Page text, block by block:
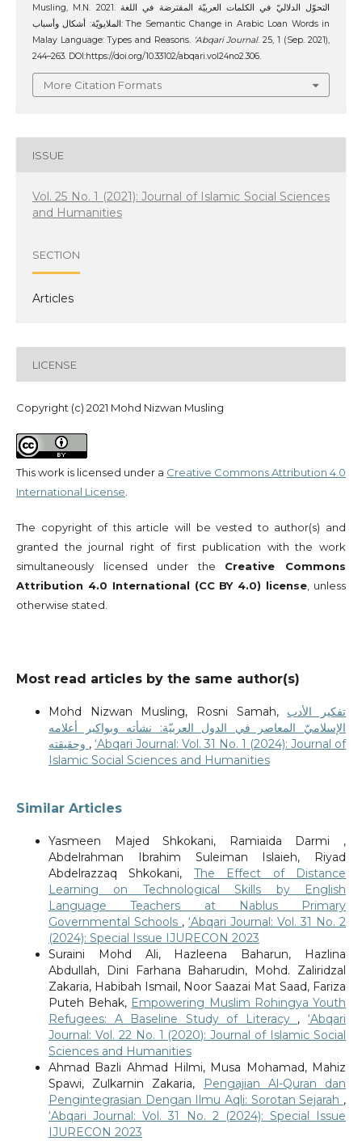
Musling, M.N. 2021. التحوّل الدلاليّ في الكلمات العربيّة المقترضة في اللغة
الملايويّة: أشكال وأسباب: The Semantic Change in Arabic Loan Words in
Malay Language: Types and Reasons. ‘Abqari Journal. 25, 1 (Sep. 2021),
244–263. DOI:https://doi.org/10.33102/abqari.vol24no2.306.
More Citation Formats
ISSUE
Vol. 25 No. 1 (2021): Journal of Islamic Social Sciences
and Humanities
SECTION
Articles
LICENSE
Copyright (c) 2021 Mohd Nizwan Musling
This work is licensed under a Creative Commons Attribution 4.0
International License.
The copyright of this article will be vested to author(s) and
granted the journal right of first publication with the work
simultaneously licensed under the Creative Commons
Attribution 4.0 International (CC BY 4.0) license, unless
otherwise stated.
Most read articles by the same author(s)
Mohd Nizwan Musling, Rosni Samah, تفكير الأدب
الإسلاميّ المعاصر في الدول العربيّة: نشأته وبواكير أعلامه
, ‘Abqari Journal: Vol. 31 No. 1 (2024): Journal of
Islamic Social Sciences and Humanities
Similar Articles
Yasmeen Majed Shkokani, Ramiaida Darmi ,
Abdelrahman Ibrahim Suleiman Islaieh, Riyad
Abdelrazzaq Shkokani, The Effect of Distance
Learning on Technological Skills by English
Language Teachers at Nablus Primary
Governmental Schools , ‘Abqari Journal: Vol. 31 No. 2
(2024): Special Issue IJURECON 2023
Suraini Mohd Ali, Hazleena Baharun, Hazlina
Abdullah, Dini Farhana Baharudin, Mohd. Zaliridzal
Zakaria, Habibah Ismail, Noor Saazai Mat Saad, Fariza
Puteh Behak, Empowering Muslim Rohingya Youth
Refugees: A Baseline Study of Literacy ,‘Abqari
Journal: Vol. 22 No. 1 (2020): Journal of Islamic Social
Sciences and Humanities
Ahmad Bazli Ahmad Hilmi, Musa Mohamad, Mahiz
Spawi, Zulkarnin Zakaria,
Pengajian Al-Quran dan
Pengintegrasian Dengan Ilmu Aqli: Sorotan Sejarah ,
‘Abqari Journal: Vol. 31 No. 2 (2024): Special Issue
IJURECON 2023